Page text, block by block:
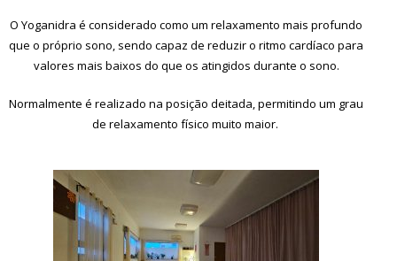
O Yoganidra é considerado como um relaxamento mais profundo
que o próprio sono, sendo capaz de reduzir o ritmo cardíaco para
valores mais baixos do que os atingidos durante o sono.
Normalmente é realizado na posição deitada, permitindo um grau
de relaxamento físico muito maior.